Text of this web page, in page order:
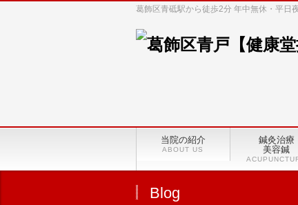
葛飾区青砥駅から徒歩2分 年中無休・平日
当院の紹介
ABOUT US
鍼灸治療
美容鍼
Blog